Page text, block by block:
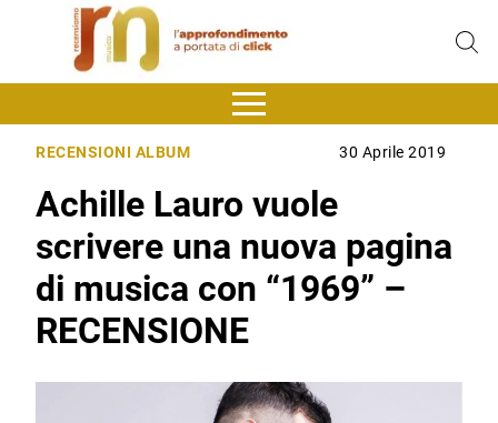
RECENSIONI ALBUM 30 Aprile 2019
Achille Lauro vuole
scrivere una nuova pagina
di musica con “1969” –
RECENSIONE